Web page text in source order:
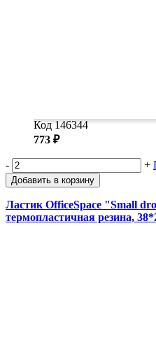
Код 146344
773 ₽
- +
Добавить в корзину
Ластик OfficeSpace "Small
термопластичная резина,